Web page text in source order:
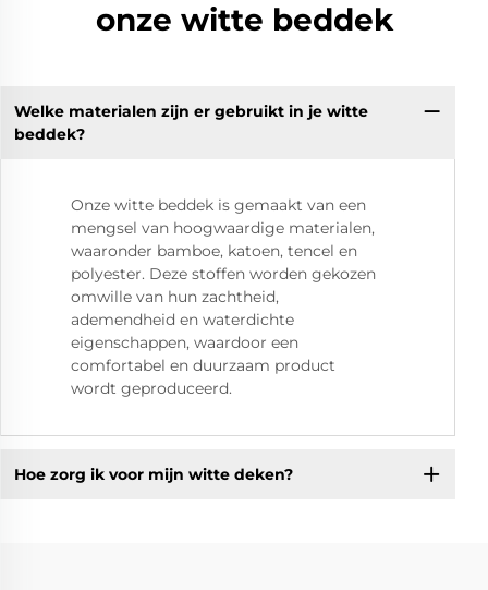
onze witte beddek
Welke materialen zijn er gebruikt in je witte
beddek?
Onze witte beddek is gemaakt van een
mengsel van hoogwaardige materialen,
waaronder bamboe, katoen, tencel en
polyester. Deze stoffen worden gekozen
omwille van hun zachtheid,
ademendheid en waterdichte
eigenschappen, waardoor een
comfortabel en duurzaam product
wordt geproduceerd.
Hoe zorg ik voor mijn witte deken?